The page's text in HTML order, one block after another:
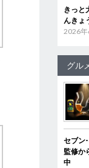
きっと
んきょ
2026年
グル
セブン
監修か
中